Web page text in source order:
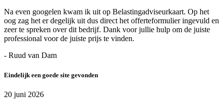
Na even googelen kwam ik uit op Belastingadviseurkaart. Op het
oog zag het er degelijk uit dus direct het offerteformulier ingevuld en
zeer te spreken over dit bedrijf. Dank voor jullie hulp om de juiste
professional voor de juiste prijs te vinden.
- Ruud van Dam
Eindelijk een goede site gevonden
20 juni 2026